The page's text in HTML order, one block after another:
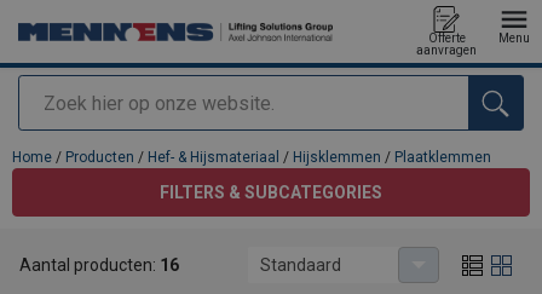
Zoeken
Offerte
aanvragen
Menu
toegevoegd aan uw offerte
Home / Producten / Hef- & Hijsmateriaal / Hijsklemmen / Plaatklemmen
FILTERS & SUBCATEGORIES
Aantal producten: 16 Standaard